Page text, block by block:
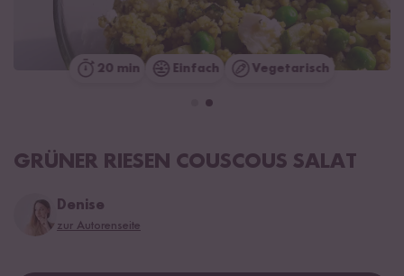
20 min Einfach Vegetarisch
GRÜNER RIESEN COUSCOUS SALAT
Denise
zur Autorenseite